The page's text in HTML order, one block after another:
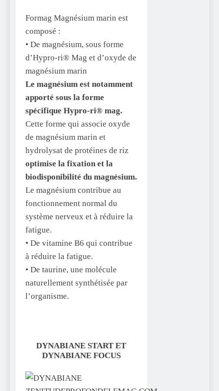
Formag Magnésium marin est
composé :
• De magnésium, sous forme
d’Hypro-ri® Mag et d’oxyde de
magnésium marin
Le magnésium est notamment
apporté sous la forme
spécifique Hypro-ri® mag.
Cette forme qui associe oxyde
de magnésium marin et
hydrolysat de protéines de riz
optimise la fixation et la
biodisponibilité du magnésium.
Le magnésium contribue au
fonctionnement normal du
système nerveux et à réduire la
fatigue.
• De vitamine B6 qui contribue
à réduire la fatigue.
• De taurine, une molécule
naturellement synthétisée par
l’organisme.
DYNABIANE START ET
DYNABIANE FOCUS